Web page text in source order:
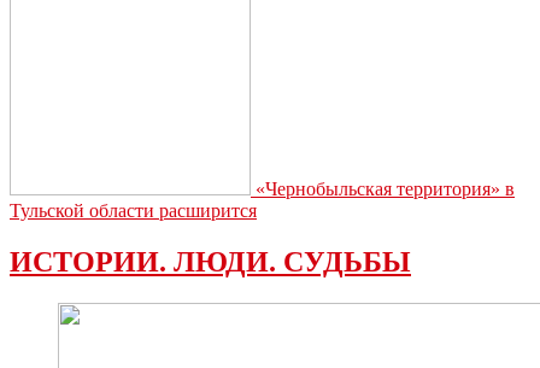
«Чернобыльская территория» в
Тульской области расширится
ИСТОРИИ. ЛЮДИ. СУДЬБЫ